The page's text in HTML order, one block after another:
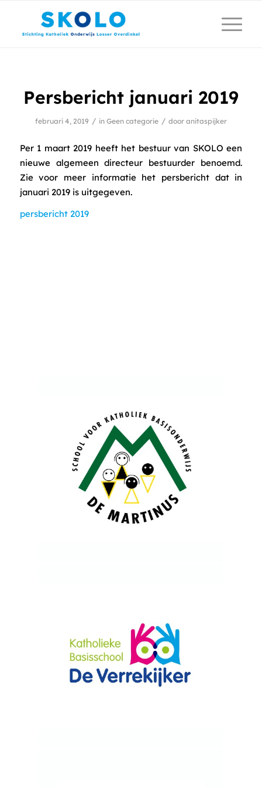
Persbericht januari 2019
februari 4, 2019 / in Geen categorie / door anitaspijker
Per 1 maart 2019 heeft het bestuur van SKOLO een
nieuwe algemeen directeur bestuurder benoemd.
Zie voor meer informatie het persbericht dat in
januari 2019 is uitgegeven.
persbericht 2019